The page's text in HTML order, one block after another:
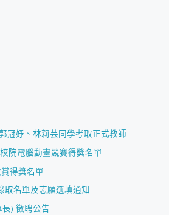
冠妤、林莉芸同學考取正式教師
院電腦動畫競賽得獎名單
得獎名單
取名單及志願選填通知
) 徵聘公告